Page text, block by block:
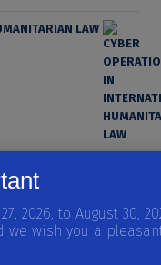
LAW
2026, to August 30,
we wish you a